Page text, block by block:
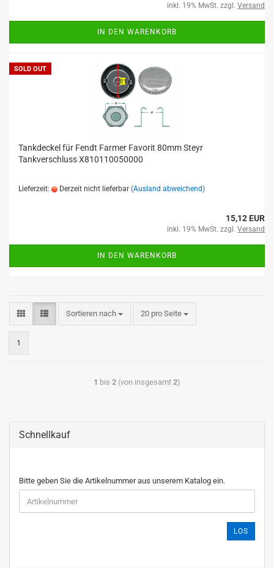
inkl. 19% MwSt. zzgl. Versand
IN DEN WARENKORB
SOLD OUT
Tankdeckel für Fendt Farmer Favorit 80mm Steyr
Tankverschluss X810110050000
Lieferzeit: Derzeit nicht lieferbar (Ausland abweichend)
15,12 EUR
inkl. 19% MwSt. zzgl. Versand
IN DEN WARENKORB
Sortieren nach 20 pro Seite
1
1 bis 2 (von insgesamt 2)
Schnellkauf
Bitte geben Sie die Artikelnummer aus unserem Katalog ein.
LOS